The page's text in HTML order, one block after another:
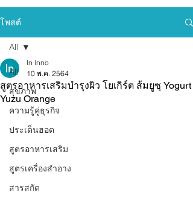
โพสต์
All
สุขภาพ
ความรู้คู่ธุรกิจ
ประเด็นฮอต
สูตรอาหารเสริม
สูตรเครื่องสำอาง
สารสกัด
All
สูตรอาหารเสริมบำรุงผิว โยเกิร์ต ส้มยูซุ Yogurt
Yuzu Orange
ln lnno
10 พ.ค. 2564